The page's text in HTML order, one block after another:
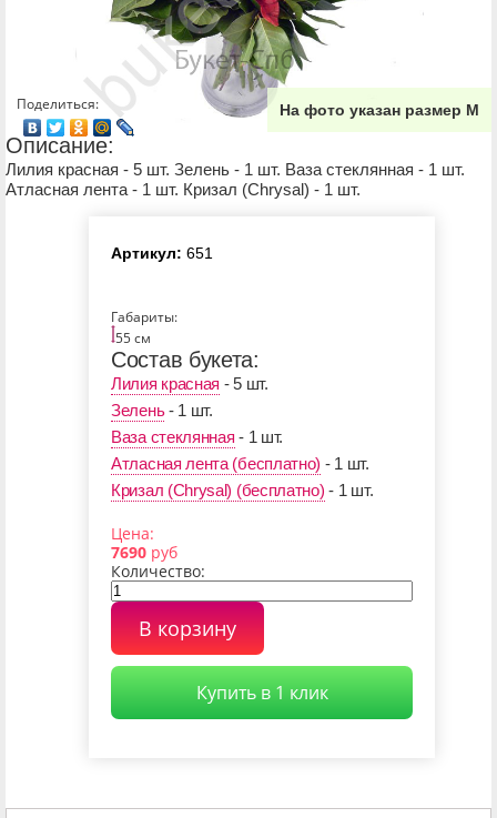
На фото указан размер М
Поделиться:
Описание:
Лилия красная - 5 шт. Зелень - 1 шт. Ваза стеклянная - 1 шт.
Атласная лента - 1 шт. Кризал (Chrysal) - 1 шт.
Цена:
7690 руб
Количество:
В корзину
Купить в 1 клик
Артикул: 651
Габариты:
55 см
Состав букета:
Лилия красная - 5 шт.
Зелень- 1 шт.
Ваза стеклянная - 1 шт.
Атласная лента (бесплатно) - 1 шт.
Кризал (Chrysal) (бесплатно) - 1 шт.